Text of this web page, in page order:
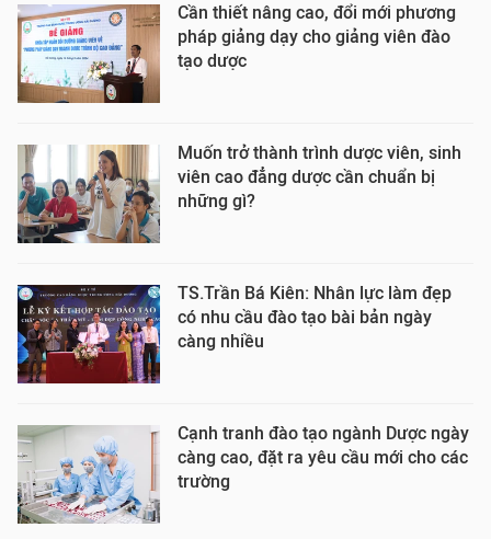
Cần thiết nâng cao, đổi mới phương
pháp giảng dạy cho giảng viên đào
tạo dược
Muốn trở thành trình dược viên, sinh
viên cao đẳng dược cần chuẩn bị
những gì?
TS.Trần Bá Kiên: Nhân lực làm đẹp
có nhu cầu đào tạo bài bản ngày
càng nhiều
Cạnh tranh đào tạo ngành Dược ngày
càng cao, đặt ra yêu cầu mới cho các
trường